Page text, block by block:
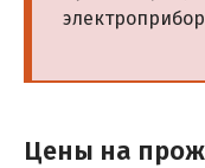
Цены на